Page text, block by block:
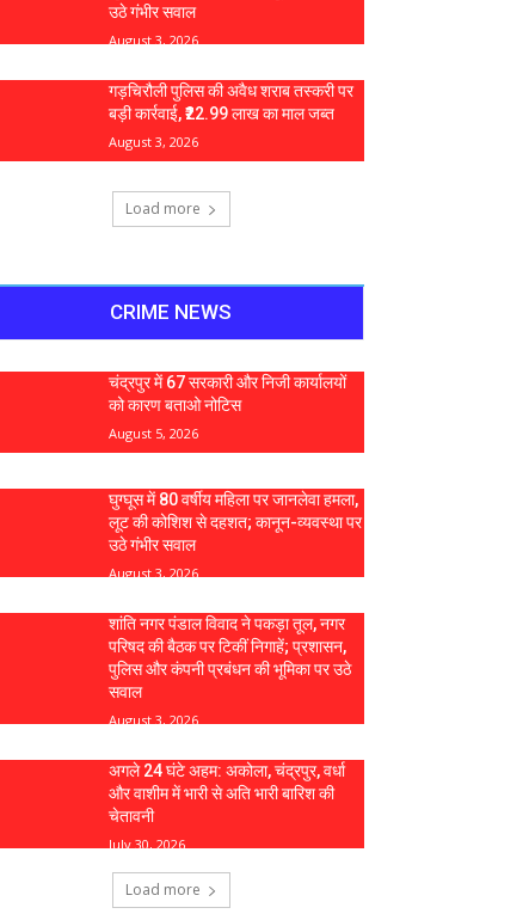
उठे गंभीर सवाल
August 3, 2026
गड़चिरौली पुलिस की अवैध शराब तस्करी पर
बड़ी कार्रवाई, ₹22.99 लाख का माल जब्त
August 3, 2026
Load more
CRIME NEWS
चंद्रपुर में 67 सरकारी और निजी कार्यालयों
को कारण बताओ नोटिस
August 5, 2026
घुग्घूस में 80 वर्षीय महिला पर जानलेवा हमला,
लूट की कोशिश से दहशत; कानून-व्यवस्था पर
उठे गंभीर सवाल
August 3, 2026
शांति नगर पंडाल विवाद ने पकड़ा तूल, नगर
परिषद की बैठक पर टिकीं निगाहें; प्रशासन,
पुलिस और कंपनी प्रबंधन की भूमिका पर उठे
सवाल
August 3, 2026
अगले 24 घंटे अहम: अकोला, चंद्रपुर, वर्धा
और वाशीम में भारी से अति भारी बारिश की
चेतावनी
July 30, 2026
Load more